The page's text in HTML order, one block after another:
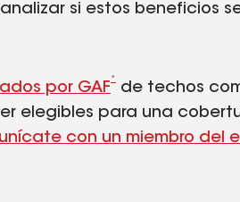
si estos beneficios
por GAF
*
de techos
elegibles para una
con un miembro del